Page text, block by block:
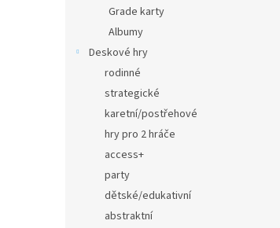
Grade karty
Albumy
Deskové hry
rodinné
strategické
karetní/postřehové
hry pro 2 hráče
access+
party
dětské/edukativní
abstraktní